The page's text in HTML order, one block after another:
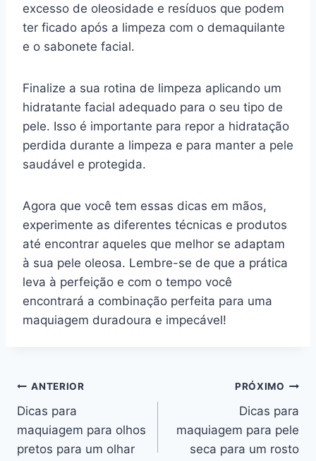
excesso de oleosidade e resíduos que podem
ter ficado após a limpeza com o demaquilante
e o sabonete facial.
Finalize a sua rotina de limpeza aplicando um
hidratante facial adequado para o seu tipo de
pele. Isso é importante para repor a hidratação
perdida durante a limpeza e para manter a pele
saudável e protegida.
Agora que você tem essas dicas em mãos,
experimente as diferentes técnicas e produtos
até encontrar aqueles que melhor se adaptam
à sua pele oleosa. Lembre-se de que a prática
leva à perfeição e com o tempo você
encontrará a combinação perfeita para uma
maquiagem duradoura e impecável!
Navegação
de
Post
ANTERIOR
Dicas para
maquiagem para olhos
pretos para um olhar
PRÓXIMO
Dicas para
maquiagem para pele
seca para um rosto